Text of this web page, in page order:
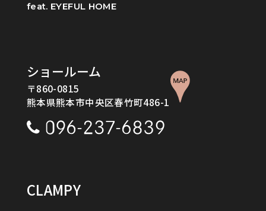
feat. EYEFUL HOME
ショールーム
〒860-0815
熊本県熊本市中央区春竹町486-1
CLAMPY